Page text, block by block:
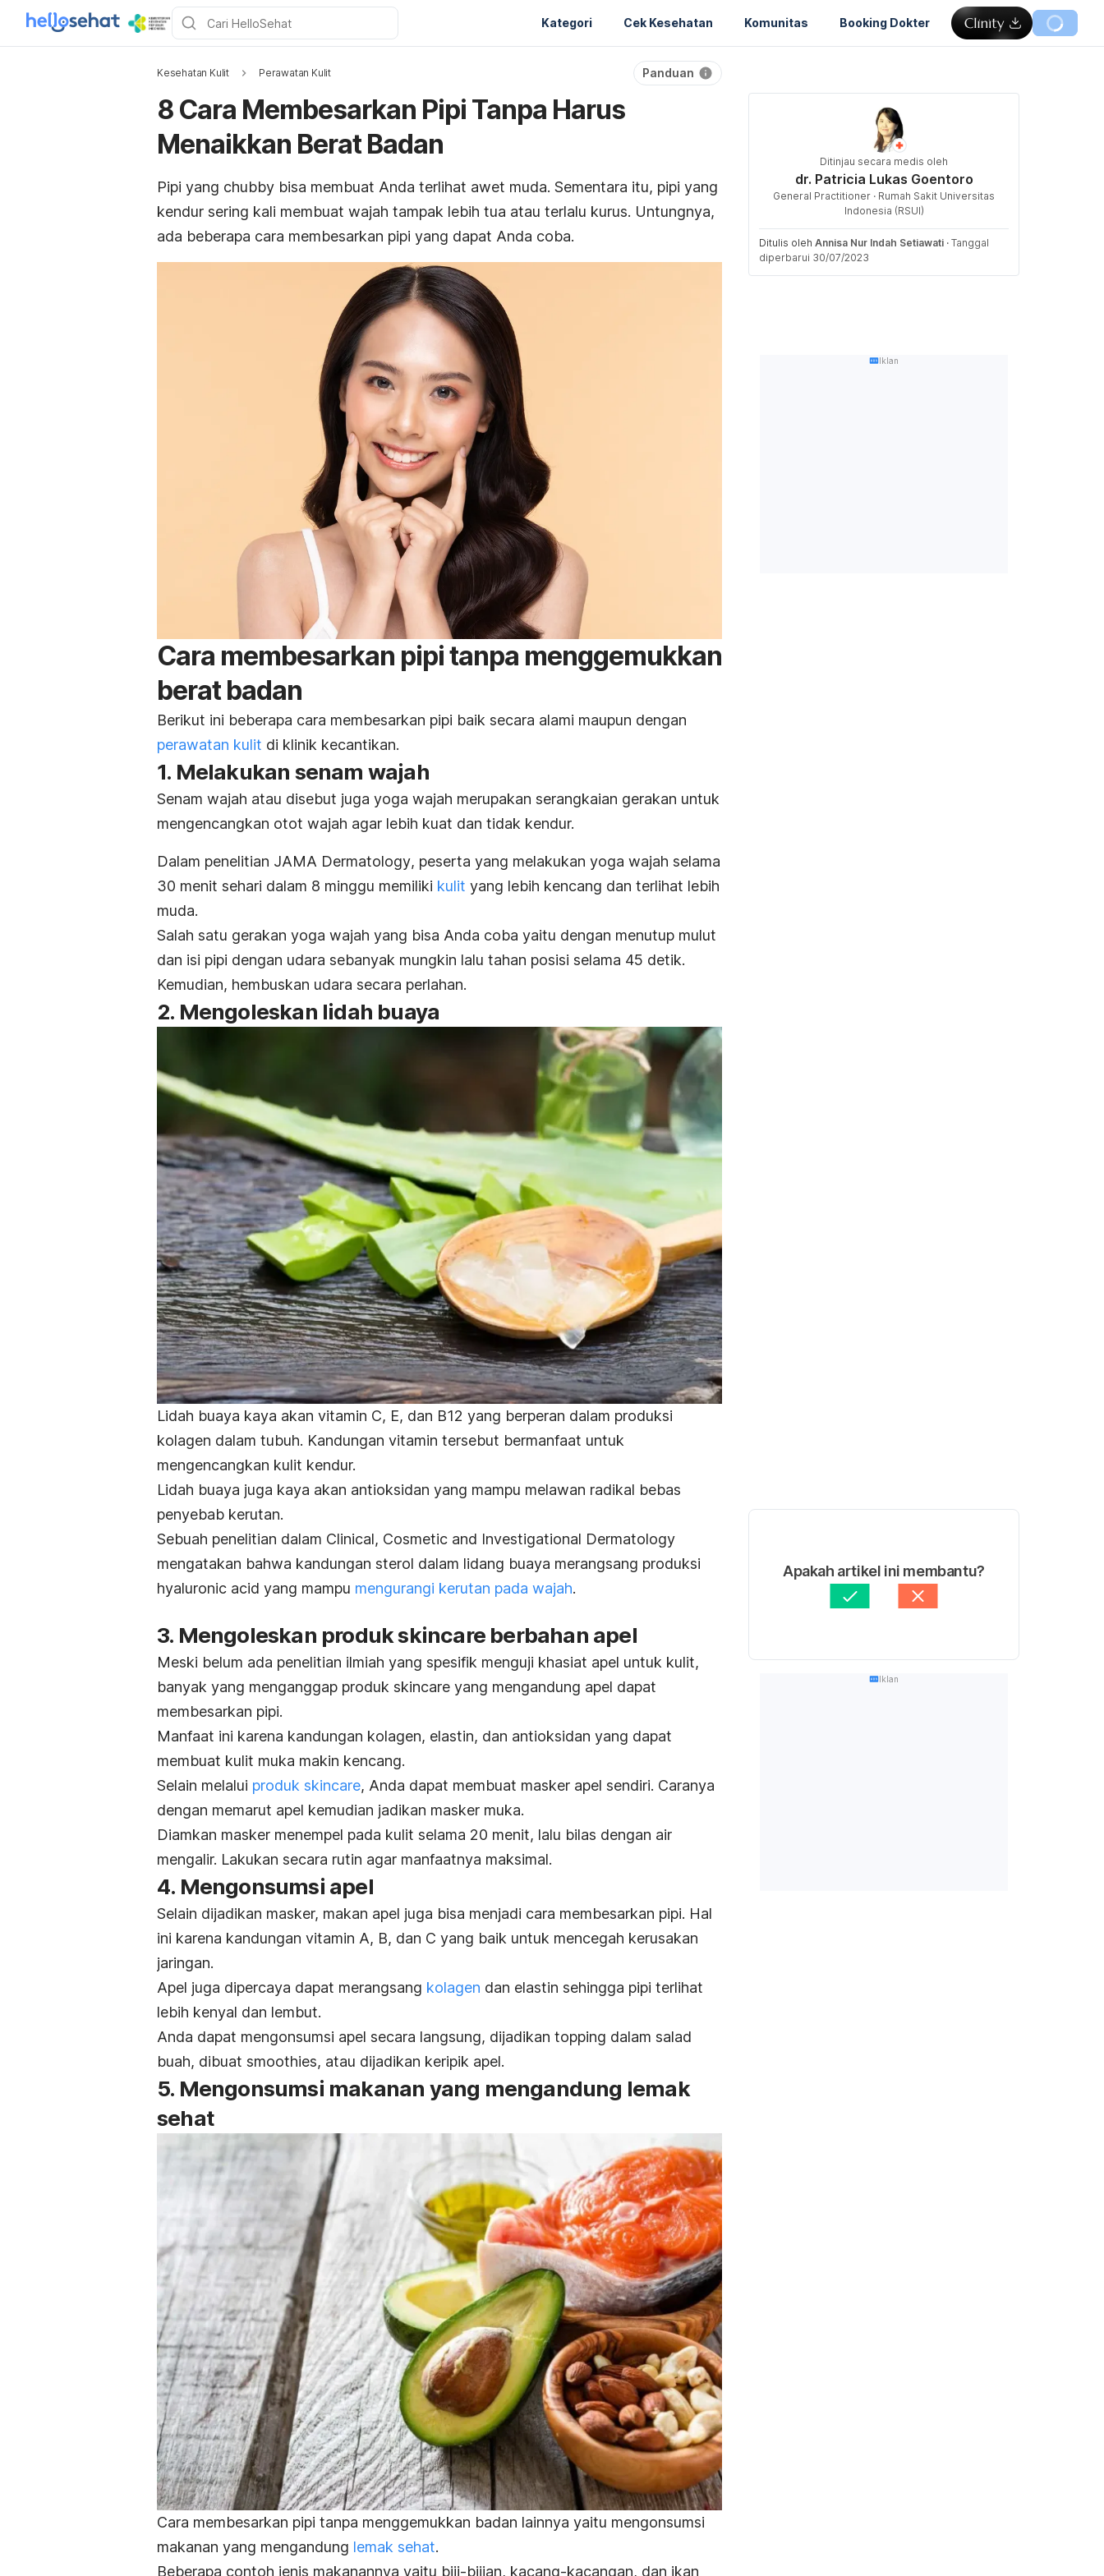
Kategori Cek Kesehatan Komunitas Booking Dokter
Kesehatan Kulit Perawatan Kulit Panduan
8 Cara Membesarkan Pipi Tanpa Harus
Menaikkan Berat Badan
Pipi yang chubby bisa membuat Anda terlihat awet muda. Sementara itu, pipi yang
kendur sering kali membuat wajah tampak lebih tua atau terlalu kurus. Untungnya,
ada beberapa cara membesarkan pipi yang dapat Anda coba.
Cara membesarkan pipi tanpa menggemukkan
berat badan
Berikut ini beberapa cara membesarkan pipi baik secara alami maupun dengan
perawatan kulit di klinik kecantikan.
1. Melakukan senam wajah
Senam wajah atau disebut juga yoga wajah merupakan serangkaian gerakan untuk
mengencangkan otot wajah agar lebih kuat dan tidak kendur.
Dalam penelitian JAMA Dermatology, peserta yang melakukan yoga wajah selama
30 menit sehari dalam 8 minggu memiliki kulit yang lebih kencang dan terlihat lebih
muda.
Salah satu gerakan yoga wajah yang bisa Anda coba yaitu dengan menutup mulut
dan isi pipi dengan udara sebanyak mungkin lalu tahan posisi selama 45 detik.
Kemudian, hembuskan udara secara perlahan.
2. Mengoleskan lidah buaya
Lidah buaya kaya akan vitamin C, E, dan B12 yang berperan dalam produksi
kolagen dalam tubuh. Kandungan vitamin tersebut bermanfaat untuk
mengencangkan kulit kendur.
Lidah buaya juga kaya akan antioksidan yang mampu melawan radikal bebas
penyebab kerutan.
Sebuah penelitian dalam Clinical, Cosmetic and Investigational Dermatology
mengatakan bahwa kandungan sterol dalam lidang buaya merangsang produksi
hyaluronic acid yang mampu mengurangi kerutan pada wajah.
3. Mengoleskan produkskincare berbahan apel
Meski belum ada penelitian ilmiah yang spesifik menguji khasiat apel untuk kulit,
banyak yang menganggap produk skincare yang mengandung apel dapat
membesarkan pipi.
Manfaat ini karena kandungan kolagen, elastin, dan antioksidan yang dapat
membuat kulit muka makin kencang.
Selain melalui produk skincare, Anda dapat membuat masker apel sendiri. Caranya
dengan memarut apel kemudian jadikan masker muka.
Diamkan masker menempel pada kulit selama 20 menit, lalu bilas dengan air
mengalir. Lakukan secara rutin agar manfaatnya maksimal.
4. Mengonsumsi apel
Selain dijadikan masker, makan apel juga bisa menjadi cara membesarkan pipi. Hal
ini karena kandungan vitamin A, B, dan C yang baik untuk mencegah kerusakan
jaringan.
Apel juga dipercaya dapat merangsang kolagen dan elastin sehingga pipi terlihat
lebih kenyal dan lembut.
Anda dapat mengonsumsi apel secara langsung, dijadikan topping dalam salad
buah, dibuat smoothies, atau dijadikan keripik apel.
5. Mengonsumsi makanan yang mengandung lemak
sehat
Cara membesarkan pipi tanpa menggemukkan badan lainnya yaitu mengonsumsi
makanan yang mengandung lemak sehat.
Beberapa contoh jenis makanannya yaitu biji-bijian, kacang-kacangan, dan ikan
Ditinjau secara medis oleh
dr. Patricia Lukas Goentoro
General Practitioner · Rumah Sakit Universitas
Indonesia (RSUI)
Ditulis oleh Annisa Nur Indah Setiawati · Tanggal
diperbarui 30/07/2023
Iklan
Apakah artikel ini membantu?
Iklan